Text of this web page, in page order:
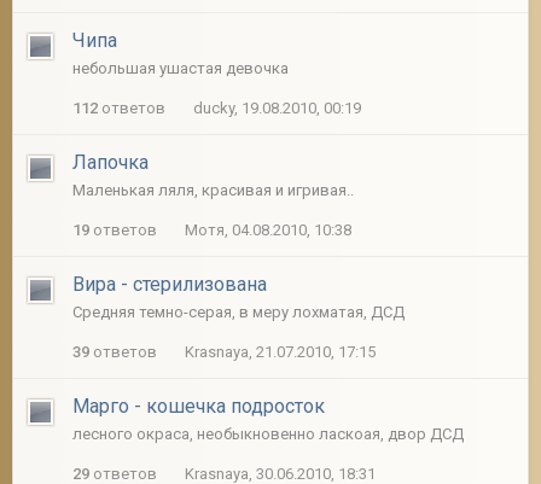
Чипа
небольшая ушастая девочка
112 ответов ducky, 19.08.2010, 00:19
Лапочка
Маленькая ляля, красивая и игривая..
19 ответов Мотя, 04.08.2010, 10:38
Вира - стерилизована
Средняя темно-серая, в меру лохматая, ДСД
39 ответов Krasnaya, 21.07.2010, 17:15
Марго - кошечка подросток
лесного окраса, необыкновенно ласкоая, двор ДСД
29 ответов Krasnaya, 30.06.2010, 18:31